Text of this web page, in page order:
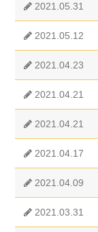
2021.05.31
2021.05.12
2021.04.23
2021.04.21
2021.04.21
2021.04.17
2021.04.09
2021.03.31